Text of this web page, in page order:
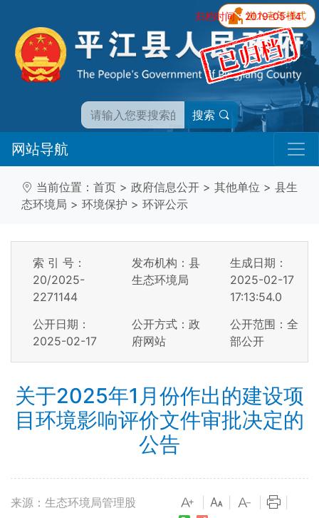
归档时间：2019-05-14
搜索
网站导航
当前位置： 首页 > 政府信息公开 > 其他单位 > 县生
态环境局 > 环境保护 > 环评公示
索 引 号：
20/2025-
2271144
发布机构：县
生态环境局
生成日期：
2025-02-17
17:13:54.0
公开日期：
2025-02-17
公开方式：政
府网站
公开范围：全
部公开
关于2025年1月份作出的建设项
目环境影响评价文件审批决定的
公告
来源：生态环境局管理股